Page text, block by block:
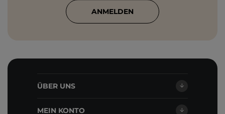
ANMELDEN
ÜBER UNS
MEIN KONTO